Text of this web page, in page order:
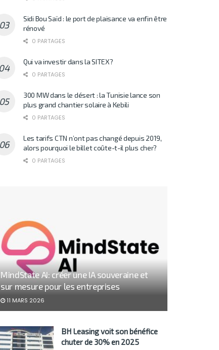
Sidi Bou Saïd : le port de plaisance va enfin être
rénové
0 PARTAGES
Qui va investir dans la SITEX?
0 PARTAGES
300 MW dans le désert : la Tunisie lance son
plus grand chantier solaire à Kebili
0 PARTAGES
Les tarifs CTN n’ont pas changé depuis 2019,
alors pourquoi le billet coûte-t-il plus cher?
0 PARTAGES
MindState AI: créer une IA souveraine et
sur mesure pour les entreprises
11 MARS 2026
BH Leasing voit son bénéfice
chuter de 30% en 2025